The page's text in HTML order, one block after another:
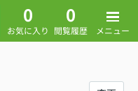
0
お気に入り
0
閲覧履歴 メニュー